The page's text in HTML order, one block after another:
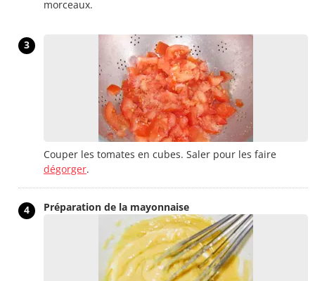
morceaux.
3
Couper les tomates en cubes. Saler pour les faire
dégorger.
4 Préparation de la mayonnaise